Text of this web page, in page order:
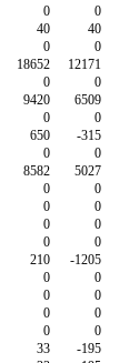
0 0
40 40
0 0
18652 12171
0 0
9420 6509
0 0
650 -315
0 0
8582 5027
0 0
0 0
0 0
0 0
210 -1205
0 0
0 0
0 0
0 0
33 -195